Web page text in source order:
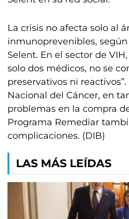
La crisis no afecta solo al
inmunoprevenibles,
Selent. En el sector de
solo dos médicos, no se
preservativos ni
Nacional del Cáncer, en
problemas en la compra
Programa Remediar
complicaciones. (DIB)
LAS MÁS LEÍDAS